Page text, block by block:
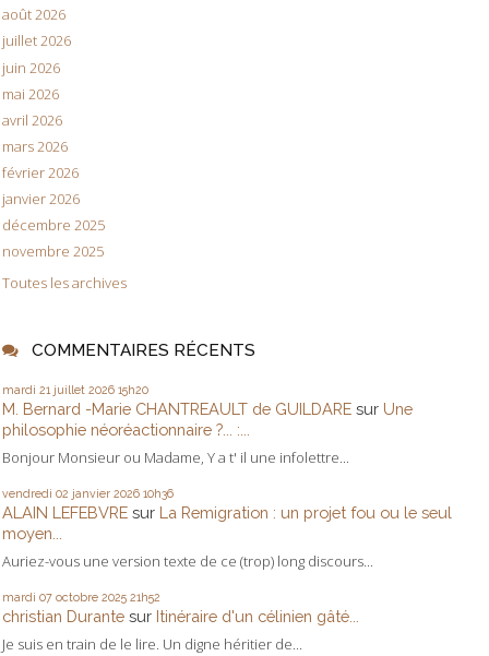
août 2026
juillet 2026
juin 2026
mai 2026
avril 2026
mars 2026
février 2026
janvier 2026
décembre 2025
novembre 2025
Toutes les archives
COMMENTAIRES RÉCENTS
mardi 21 juillet 2026 15h20
M. Bernard -Marie CHANTREAULT de GUILDARE sur Une
philosophie néoréactionnaire ?... :...
Bonjour Monsieur ou Madame, Y a t' il une infolettre...
vendredi 02 janvier 2026 10h36
ALAIN LEFEBVRE sur La Remigration : un projet fou ou le seul
moyen...
Auriez-vous une version texte de ce (trop) long discours...
mardi 07 octobre 2025 21h52
christian Durante sur Itinéraire d'un célinien gâté...
Je suis en train de le lire. Un digne héritier de...